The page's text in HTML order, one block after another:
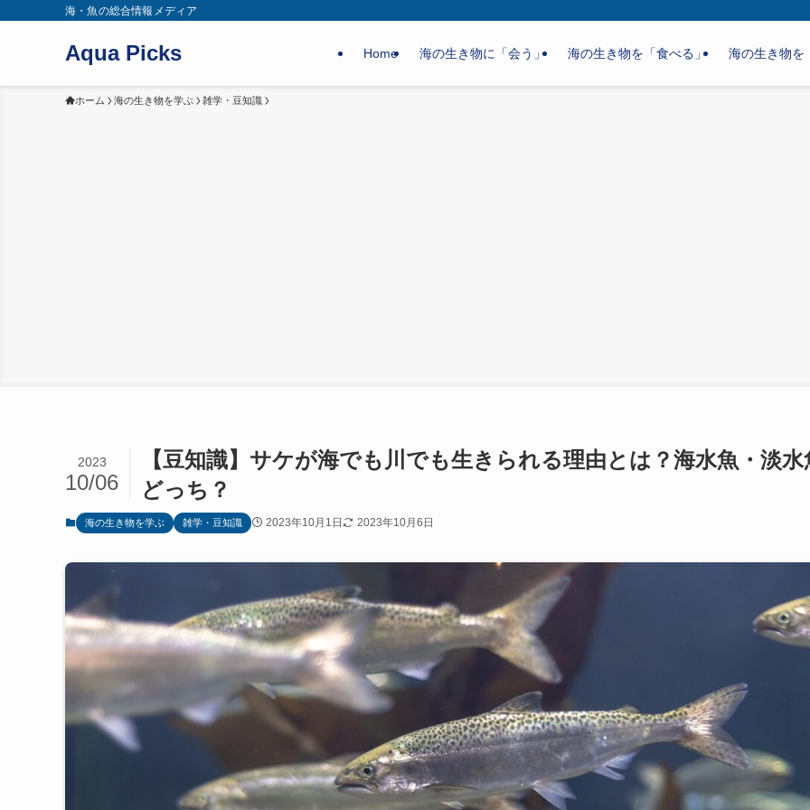
海・魚の総合情報メディア
Aqua Picks Home 海の生き物に「会う」 海の生き物を「食べる」 海の生き物を
ホーム 海の生き物を学ぶ 雑学・豆知識
【豆知識】サケが海でも川でも生きられる理由とは？海水魚・淡水
どっち？
2023
10/06
海の生き物を学ぶ 雑学・豆知識 2023年10月1日 2023年10月6日